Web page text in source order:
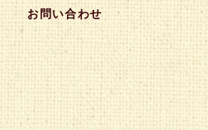
お問い合わせ